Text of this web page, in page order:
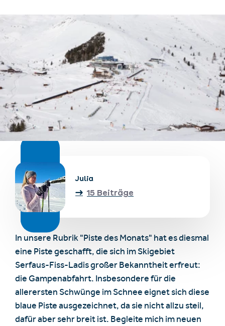
Unterkünfte finden
Ticket- &
Gutscheinshop
info@serfaus-fiss-ladis.at
In unsere Rubrik "Piste des Monats" hat es diesmal
eine Piste geschafft, die sich im Skigebiet
Serfaus-Fiss-Ladis großer Bekanntheit erfreut:
die Gampenabfahrt. Insbesondere für die
allerersten Schwünge im Schnee eignet sich diese
blaue Piste ausgezeichnet, da sie nicht allzu steil,
dafür aber sehr breit ist. Begleite mich im neuen
Julia
15 Beiträge